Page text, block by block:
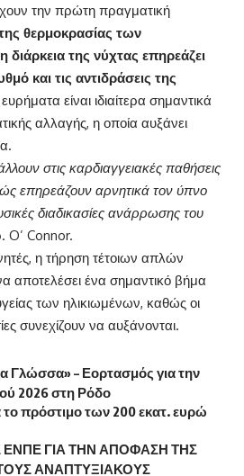
την πρώτη πραγματική
θερμοκρασίας των
της νύχτας επηρεάζει
και τις αντιδράσεις της
είναι ιδιαίτερα σημαντικά
αλλαγής, η οποία αυξάνει
στις καρδιαγγειακές παθήσεις
επηρεάζουν αρνητικά τον ύπνο
διαδικασίες ανάρρωσης του
O’ Connor.
η τήρηση τέτοιων απλών
αποτελέσει ένα σημαντικό βήμα
των ηλικιωμένων, καθώς οι
συνεχίζουν να αυξάνονται.
Γλώσσα» – Εορτασμός για την
2026 στη Ρόδο
το πρόστιμο των 200 εκατ. ευρώ
ΕΝΠΕ ΓΙΑ ΤΗΝ ΑΠΟΦΑΣΗ ΤΗΣ
ΑΝΑΠΤΥΞΙΑΚΟΥΣ